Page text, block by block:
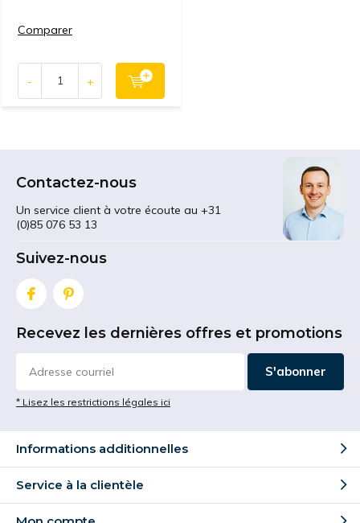
Comparer
- +
Contactez-nous
Un service client à votre écoute au +31
(0)85 076 53 13
Suivez-nous
Recevez les dernières offres et promotions
S'abonner
* Lisez les restrictions légales ici
Informations additionnelles
Service à la clientèle